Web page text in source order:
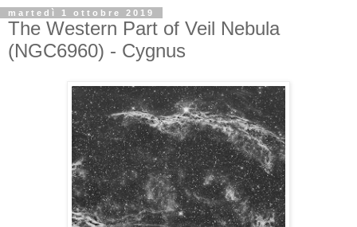
martedì 1 ottobre 2019
The Western Part of Veil Nebula
(NGC6960) - Cygnus